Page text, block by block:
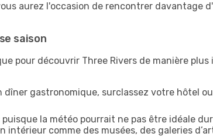
aurez l'occasion de rencontrer
saison
pour découvrir Three Rivers de manière
dîner gastronomique, surclassez votre hôtel
puisque la météo pourrait ne pas être idéale
comme des musées, des galeries